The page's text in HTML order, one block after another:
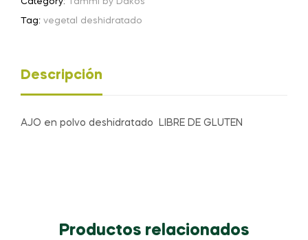
Tag: vegetal deshidratado
Descripción
AJO en polvo deshidratado LIBRE DE GLUTEN
Productos relacionados